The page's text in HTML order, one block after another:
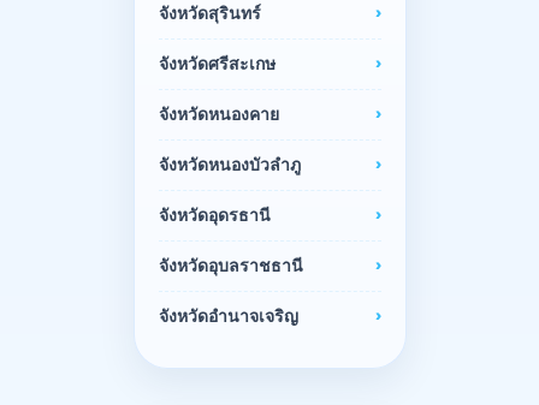
จังหวัดสุรินทร์
จังหวัดศรีสะเกษ
จังหวัดหนองคาย
จังหวัดหนองบัวลำภู
จังหวัดอุดรธานี
จังหวัดอุบลราชธานี
จังหวัดอำนาจเจริญ